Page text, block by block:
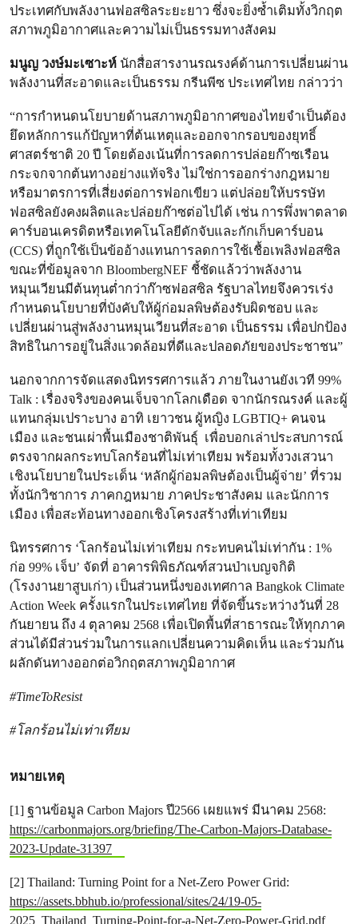
ประเทศกับพลังงานฟอสซิลระยะยาว ซึ่งจะยิ่งซ้ำเติมทั้งวิกฤต
สภาพภูมิอากาศและความไม่เป็นธรรมทางสังคม
มนูญ วงษ์มะเซาะห์ นักสื่อสารงานรณรงค์ด้านการเปลี่ยนผ่าน
พลังงานที่สะอาดและเป็นธรรม กรีนพีซ ประเทศไทย กล่าวว่า
“การกำหนดนโยบายด้านสภาพภูมิอากาศของไทยจำเป็นต้อง
ยึดหลักการแก้ปัญหาที่ต้นเหตุและออกจากรอบของยุทธิ์
ศาสตร์ชาติ 20 ปี โดยต้องเน้นที่การลดการปล่อยก๊าซเรือน
กระจกจากต้นทางอย่างแท้จริง ไม่ใช่การออกร่างกฎหมาย
หรือมาตรการที่เสี่ยงต่อการฟอกเขียว แต่ปล่อยให้บรรษัท
ฟอสซิลยังคงผลิตและปล่อยก๊าซต่อไปได้ เช่น การพึ่งพาตลาด
คาร์บอนเครดิตหรือเทคโนโลยีดักจับและกักเก็บคาร์บอน
(CCS) ที่ถูกใช้เป็นข้ออ้างแทนการลดการใช้เชื้อเพลิงฟอสซิล
ขณะที่ข้อมูลจาก BloombergNEF ชี้ชัดแล้วว่าพลังงาน
หมุนเวียนมีต้นทุนต่ำกว่าก๊าซฟอสซิล รัฐบาลไทยจึงควรเร่ง
กำหนดนโยบายที่บังคับให้ผู้ก่อมลพิษต้องรับผิดชอบ และ
เปลี่ยนผ่านสู่พลังงานหมุนเวียนที่สะอาด เป็นธรรม เพื่อปกป้อง
สิทธิในการอยู่ในสิ่งแวดล้อมที่ดีและปลอดภัยของประชาชน”
นอกจากการจัดแสดงนิทรรศการแล้ว ภายในงานยังเวที 99%
Talk : เรื่องจริงของคนเจ็บจากโลกเดือด จากนักรณรงค์ และผู้
แทนกลุ่มเปราะบาง อาทิ เยาวชน ผู้หญิง LGBTIQ+ คนจน
เมือง และชนเผ่าพื้นเมืองชาติพันธุ์ เพื่อบอกเล่าประสบการณ์
ตรงจากผลกระทบโลกร้อนที่ไม่เท่าเทียม พร้อมทั้งวงเสวนา
เชิงนโยบายในประเด็น ‘หลักผู้ก่อมลพิษต้องเป็นผู้จ่าย’ ที่รวม
ทั้งนักวิชาการ ภาคกฎหมาย ภาคประชาสังคม และนักการ
เมือง เพื่อสะท้อนทางออกเชิงโครงสร้างที่เท่าเทียม
นิทรรศการ ‘โลกร้อนไม่เท่าเทียม กระทบคนไม่เท่ากัน : 1%
ก่อ 99% เจ็บ’ จัดที่ อาคารพิพิธภัณฑ์สวนป่าเบญจกิติ
(โรงงานยาสูบเก่า) เป็นส่วนหนึ่งของเทศกาล Bangkok Climate
Action Week ครั้งแรกในประเทศไทย ที่จัดขึ้นระหว่างวันที่ 28
กันยายน ถึง 4 ตุลาคม 2568 เพื่อเปิดพื้นที่สาธารณะให้ทุกภาค
ส่วนได้มีส่วนร่วมในการแลกเปลี่ยนความคิดเห็น และร่วมกัน
ผลักดันทางออกต่อวิกฤตสภาพภูมิอากาศ
#TimeToResist
#โลกร้อนไม่เท่าเทียม
หมายเหตุ
[1] ฐานข้อมูล Carbon Majors ปี2566 เผยแพร่ มีนาคม 2568:
https://carbonmajors.org/briefing/The-Carbon-Majors-Database-
2023-Update-31397
[2] Thailand: Turning Point for a Net-Zero Power Grid:
https://assets.bbhub.io/professional/sites/24/19-05-
2025_Thailand_Turning-Point-for-a-Net-Zero-Power-Grid.pdf